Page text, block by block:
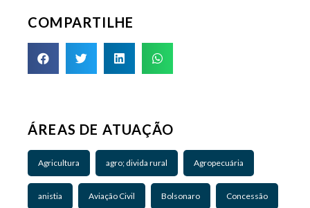
COMPARTILHE
ÁREAS DE ATUAÇÃO
Agricultura agro; divida rural Agropecuária
anistia Aviação Civil Bolsonaro Concessão